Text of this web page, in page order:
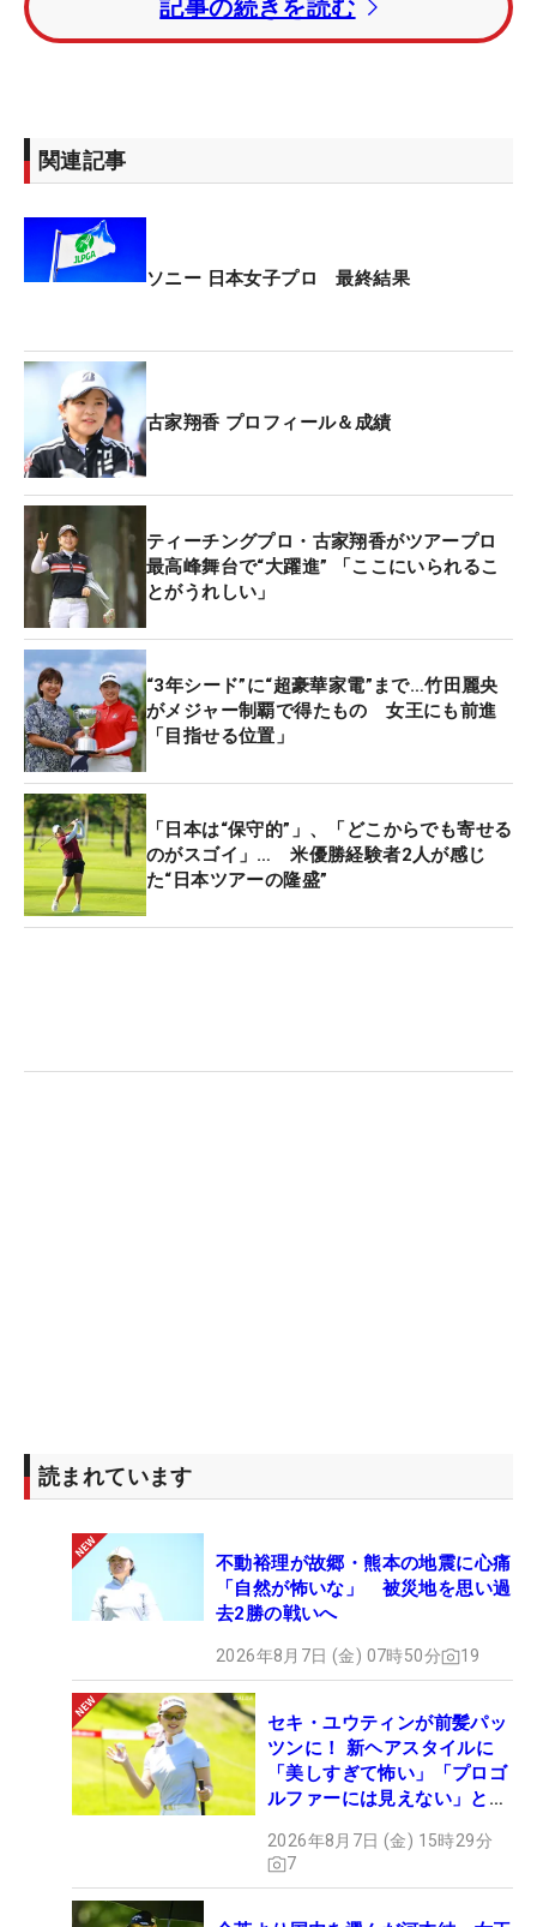
が、最後にそのガマンが実った。16番で4メートル
を沈めバーディを奪うと、次も5メートルをねじ込
「初めての出場なので、（キャディを務めた）友達
と楽しくプレーすることだけを考えました」。この
と、トップ10に滑り込むことができた。
最終テストまで進んでいるため、1次が免除され、
これが今年の大目標へのスタートになる。「ずっと
吐きそうです（笑）。テストは違う。“試合”ではな
く“試験”ですね」。独特の雰囲気にのまれ、これま
でに6度涙をのんできたが、この沖縄で確かな「自
信」を手に入れることができた。
昨年ティーチング会員になると、その年に行われた
上位15人にQT1次の出場権が与えられる「JLPGAテ
ィーチングプロ競技会」で1位になった。そして年
末にQTランク180位が付与され、今季は下部のステ
ップ・アップ・ツアーを主戦場に転戦生活を続けて
いる。8試合に出場し、すべて決勝ラウンドに進
出。もともと希望していたツアープロとして戦うた
め、1年を通じていい準備を進めることができてい
る。「落ち着いてやれば大丈夫と信じて。浮き足立
たないように」。これをしっかりと肝に銘じる。
く。（文・間宮輝憲）
記事の続きを読む
関連記事
ソニー 日本女子プロ 最終結果
古家翔香 プロフィール＆成績
ティーチングプロ・古家翔香がツアープロ
最高峰舞台で“大躍進” 「ここにいられるこ
とがうれしい」
“3年シード”に“超豪華家電”まで…竹田麗央
がメジャー制覇で得たもの 女王にも前進
「目指せる位置」
「日本は“保守的”」、「どこからでも寄せる
のがスゴイ」… 米優勝経験者2人が感じ
た“日本ツアーの隆盛”
読まれています
不動裕理が故郷・熊本の地震に心痛
「自然が怖いな」 被災地を思い過
去2勝の戦いへ
2026年8月7日 (金) 07時50分 19
セキ・ユウティンが前髪パッ
ツンに！ 新ヘアスタイルに
「美しすぎて怖い」「プロゴ
ルファーには見えない」とコ
2026年8月7日 (金) 15時29分
7